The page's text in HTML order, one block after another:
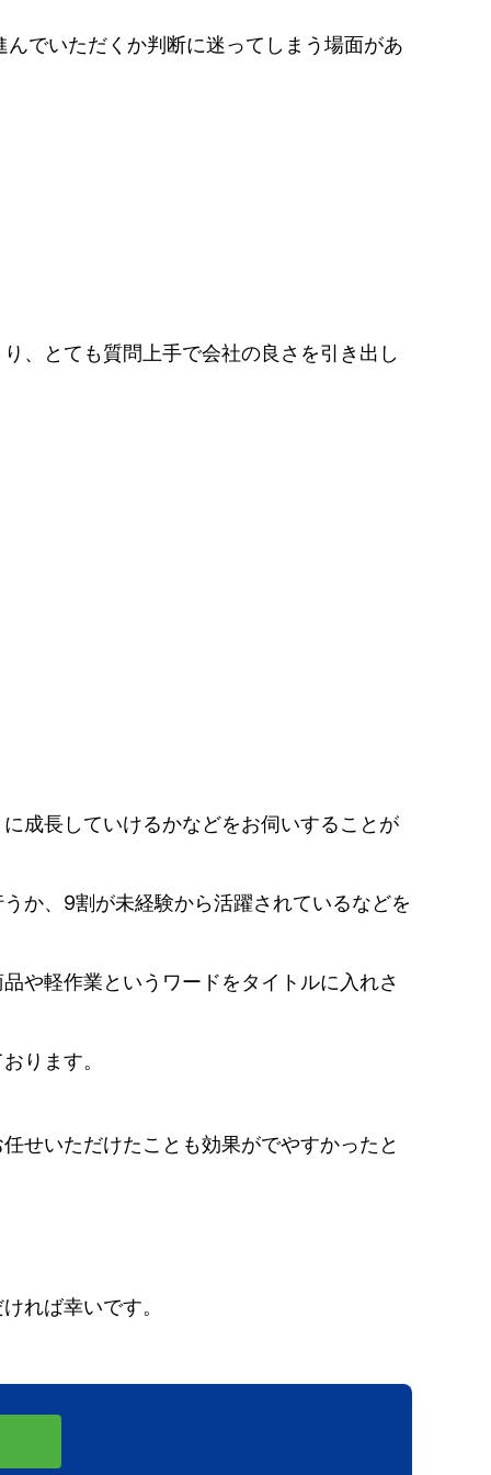
でいただくか判断に迷ってしまう場面があ
、とても質問上手で会社の良さを引き出し
成長していけるかなどをお伺いすることが
か、9割が未経験から活躍されているなどを
や軽作業というワードをタイトルに入れさ
ります。
せいただけたことも効果がでやすかったと
れば幸いです。